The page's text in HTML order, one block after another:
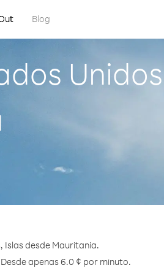
Blog
Islas desde Mauritania.
apenas 6.0 ¢ por minuto.